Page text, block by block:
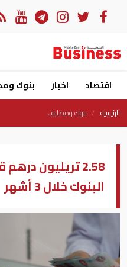
اقتصاد اخبار بنوك
الرئيسية بنوك ومصارف
2.58 تريليون
البنوك خلال 3 أشهر